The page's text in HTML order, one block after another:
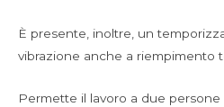
È presente, inoltre, un
vibrazione anche a riempimento
Permette il lavoro a due